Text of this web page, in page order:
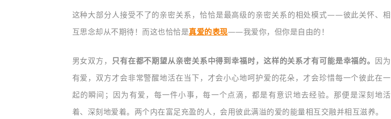
这种大部分人接受不了的亲密关系，恰恰是最高级的亲密关系的相处模式——彼此关怀、相
互思念却从不期待！而这也恰恰是真爱的表现——我爱你，但你是自由的！
男女双方， 只有在都不期望从亲密关系中得到幸福时，这样的关系才有可能是幸福的。 因为
有爱，双方才会非常警醒地活在当下，才会小心地呵护爱的花朵，才会珍惜每一个彼此在一
起的瞬间；因为有爱，每一件小事，每一个点滴，都是有意识地去经验。那便是深刻地活
着、深刻地爱着。两个内在富足充盈的人，会用彼此满溢的爱的能量相互交融并相互滋养。